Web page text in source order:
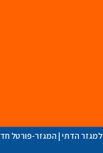
הדתי | המגזר-פורטל